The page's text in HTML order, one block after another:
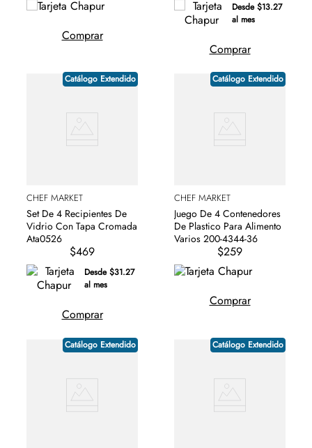
Comprar
Desde $13.27
al mes
Comprar
Catálogo Extendido
CHEF MARKET
Set De 4 Recipientes De
Vidrio Con Tapa Cromada
Ata0526
$469
Desde $31.27
al mes
Comprar
Catálogo Extendido
CHEF MARKET
Juego De 4 Contenedores
De Plastico Para Alimento
Varios 200-4344-36
$259
Comprar
Catálogo Extendido Catálogo Extendido